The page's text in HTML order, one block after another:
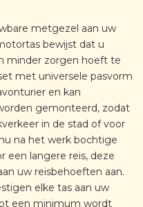
metgezel aan uw
bewijst dat u
minder zorgen hoeft te
met universele pasvorm
en kan
gemonteerd, zodat
in de stad of voor
na het werk bochtige
een langere reis, deze
uw reisbehoeften aan.
elke tas aan uw
een minimum wordt